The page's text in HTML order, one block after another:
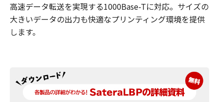
高速データ転送を実現する1000Base-Tに対応。サイズの
大きいデータの出力も快適なプリンティング環境を提供
します。